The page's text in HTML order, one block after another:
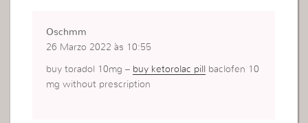
Oschmm
26 Marzo 2022 às 10:55
buy toradol 10mg – buy ketorolac pill baclofen 10
mg without prescription